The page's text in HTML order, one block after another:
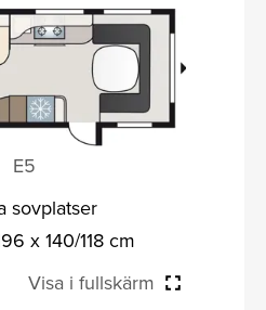
E5
sovplatser
x 140/118 cm
Visa i fullskärm